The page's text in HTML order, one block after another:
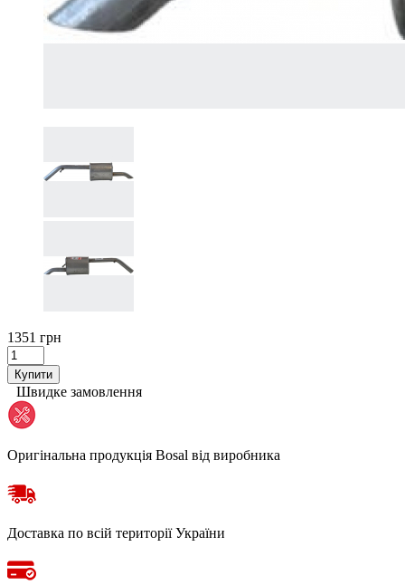
1351 грн
Купити
Швидке замовлення
Оригінальна продукція Bosal від виробника
Доставка по всій території України